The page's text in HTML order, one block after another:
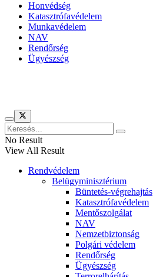
Honvédség
Katasztrófavédelem
Munkavédelem
NAV
Rendőrség
Ügyészség
No Result
View All Result
Rendvédelem
Belügyminisztérium
Büntetés-végrehajtás
Katasztrófavédelem
Mentőszolgálat
NAV
Nemzetbiztonság
Polgári védelem
Rendőrség
Ügyészség